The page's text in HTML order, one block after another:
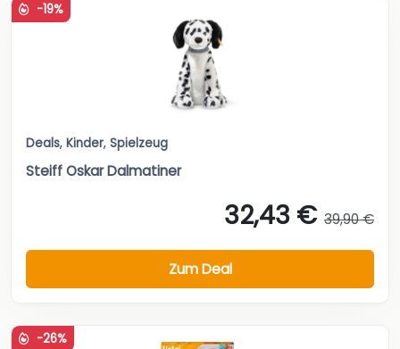
-19%
Deals, Kinder, Spielzeug
Steiff Oskar Dalmatiner
32,43 € 39,90 €
Zum Deal
-26%